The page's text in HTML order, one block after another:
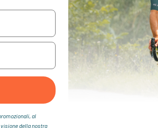
al
della nostra